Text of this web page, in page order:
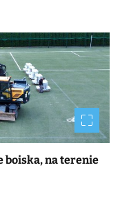
boiska, na terenie